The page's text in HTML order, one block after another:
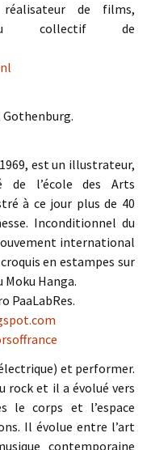
de films,
du collectif de
est un illustrateur,
de l’école des Arts
à ce jour plus de 40
Inconditionnel du
international
en estampes sur
Hanga.
PaaLabRes.
et performer.
rock et il a évolué vers
le corps et l’espace
Il évolue entre l’art
contemporaine